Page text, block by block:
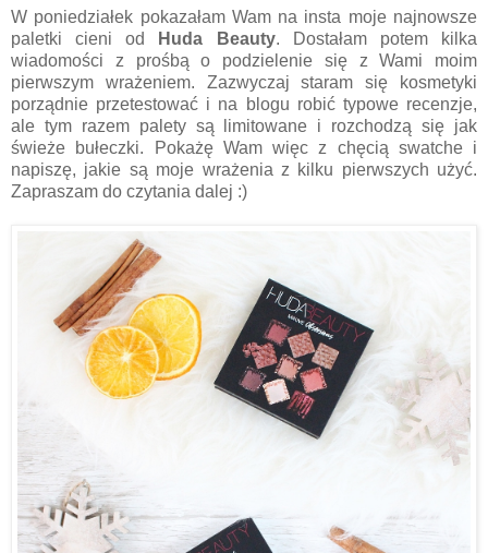
W poniedziałek pokazałam Wam na insta moje najnowsze
paletki cieni od
Huda Beauty. Dostałam potem kilka
wiadomości z prośbą o podzielenie się z Wami moim
pierwszym wrażeniem. Zazwyczaj staram się kosmetyki
porządnie przetestować i na blogu robić typowe recenzje,
ale tym razem palety są limitowane i rozchodzą się jak
świeże bułeczki. Pokażę Wam więc z chęcią swatche i
napiszę, jakie są moje wrażenia z kilku pierwszych użyć.
Zapraszam do czytania dalej :)